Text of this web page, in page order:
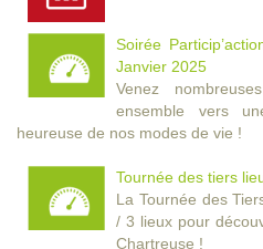
Soirée
Janvier 2025
Venez
ensemble vers
heureuse de nos modes de vie !
Tournée des tiers
La Tournée des
/ 3 lieux pour
Chartreuse !